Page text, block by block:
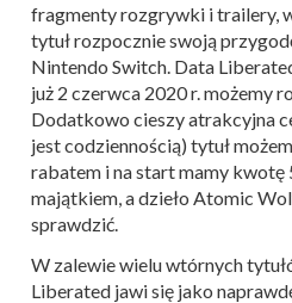
fragmenty rozgrywki i trailery,
tytuł rozpocznie swoją
Nintendo Switch. Data
już 2 czerwca 2020 r. możemy
Dodatkowo cieszy atrakcyjna
jest codziennością) tytuł
rabatem i na start mamy kwotę
majątkiem, a dzieło Atomic
sprawdzić.
W zalewie wielu wtórnych
Liberated jawi się jako